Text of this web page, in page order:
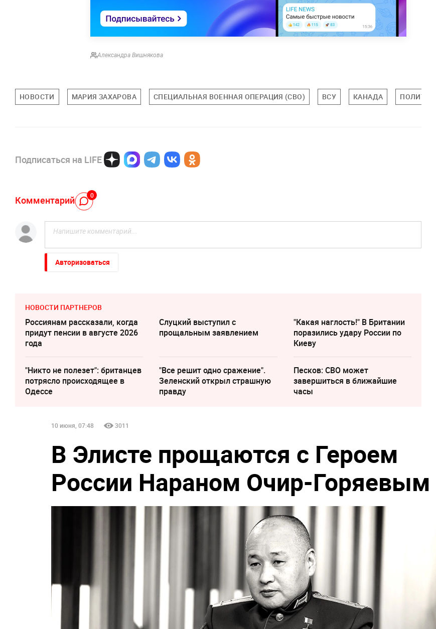
Александра Вишнякова
НОВОСТИ МАРИЯ ЗАХАРОВА СПЕЦИАЛЬНАЯ ВОЕННАЯ ОПЕРАЦИЯ (СВО) ВСУ КАНАДА ПОЛИТИКА
Подписаться на LIFE
Комментарий 0
Авторизоваться
НОВОСТИ ПАРТНЕРОВ
Россиянам рассказали, когда
придут пенсии в августе 2026
года
Слуцкий выступил с
прощальным заявлением
"Какая наглость!" В Британии
поразились удару России по
Киеву
"Никто не полезет": британцев
потрясло происходящее в
Одессе
"Все решит одно сражение".
Зеленский открыл страшную
правду
Песков: СВО может
завершиться в ближайшие
часы
10 июня, 07:48 3011
В Элисте прощаются с Героем
России Нараном Очир-Горяевым